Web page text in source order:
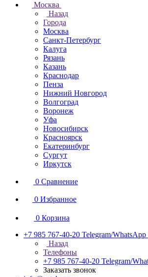
Москва
Назад
Города
Москва
Санкт-Петербург
Калуга
Рязань
Казань
Краснодар
Пенза
Нижний Новгород
Волгоград
Воронеж
Уфа
Новосибирск
Красноярск
Екатеринбург
Сургут
Иркутск
0 Сравнение
0 Избранное
0 Корзина
+7 985 767-40-20 Telegram/WhatsApp
Назад
Телефоны
+7 985 767-40-20 Telegram/
Заказать звонок